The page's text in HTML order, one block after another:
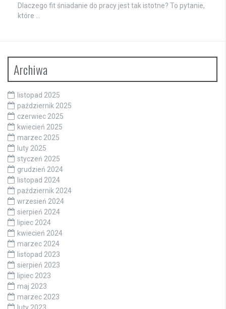
Dlaczego fit śniadanie do pracy jest tak istotne? To pytanie,
które …
Archiwa
listopad 2025
październik 2025
czerwiec 2025
kwiecień 2025
marzec 2025
luty 2025
styczeń 2025
grudzień 2024
listopad 2024
październik 2024
wrzesień 2024
sierpień 2024
lipiec 2024
kwiecień 2024
marzec 2024
listopad 2023
sierpień 2023
lipiec 2023
maj 2023
marzec 2023
luty 2023